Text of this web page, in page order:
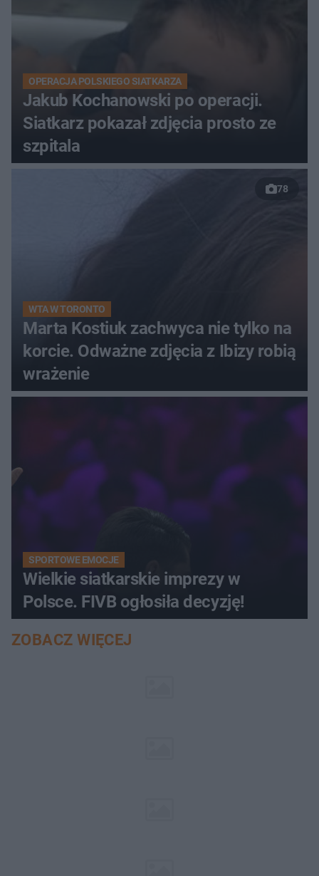
OPERACJA POLSKIEGO SIATKARZA
Jakub Kochanowski po operacji.
Siatkarz pokazał zdjęcia prosto ze
szpitala
78
WTA W TORONTO
Marta Kostiuk zachwyca nie tylko na
korcie. Odważne zdjęcia z Ibizy robią
wrażenie
SPORTOWE EMOCJE
Wielkie siatkarskie imprezy w
Polsce. FIVB ogłosiła decyzję!
ZOBACZ WIĘCEJ